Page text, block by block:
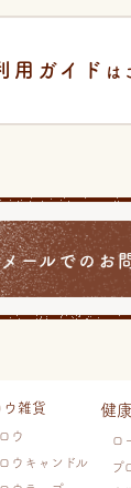
用ガイド は
メールでのお
ウ雑貨
ウ
ウキャンドル
健
ロ
プ